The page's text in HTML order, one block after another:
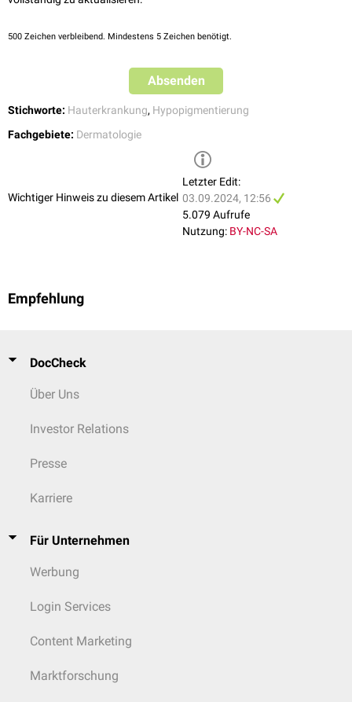
500 Zeichen verbleibend. Mindestens 5 Zeichen benötigt.
Absenden
Stichworte: Hauterkrankung, Hypopigmentierung
Fachgebiete: Dermatologie
Wichtiger Hinweis zu diesem Artikel
Letzter Edit:
03.09.2024, 12:56
5.079 Aufrufe
Nutzung: BY-NC-SA
Empfehlung
DocCheck
Über Uns
Investor Relations
Presse
Karriere
Für Unternehmen
Werbung
Login Services
Content Marketing
Marktforschung